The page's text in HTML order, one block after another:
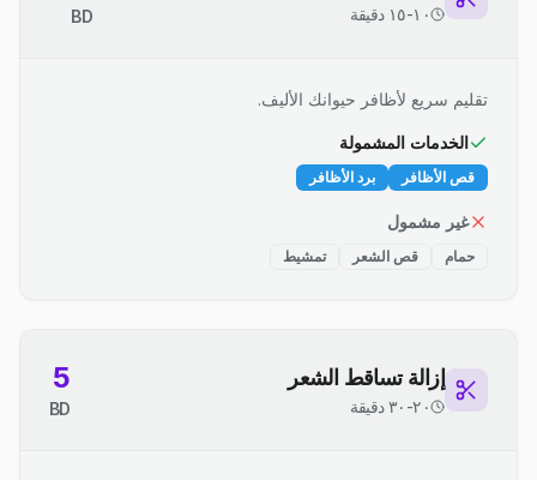
١٠-١٥ دقيقة BD
تقليم سريع لأظافر حيوانك الأليف.
الخدمات المشمولة
قص الأظافر برد الأظافر
غير مشمول
حمام قص الشعر تمشيط
إزالة تساقط الشعر
٢٠-٣٠ دقيقة
5
BD